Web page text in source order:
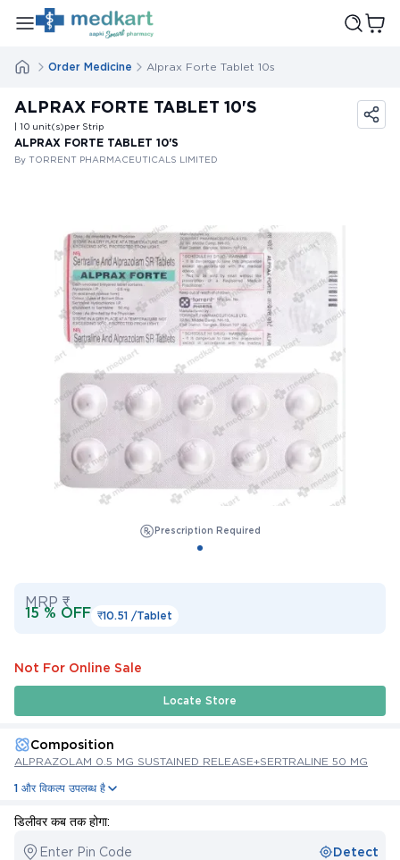
Order Medicine Alprax Forte Tablet 10s
ALPRAX FORTE TABLET 10'S
| 10 unit(s)per Strip
ALPRAX FORTE TABLET 10'S
By TORRENT PHARMACEUTICALS LIMITED
Prescription Required
MRP ₹
15 % OFF ₹10.51 /Tablet
Not For Online Sale
Locate Store
Composition
ALPRAZOLAM 0.5 MG SUSTAINED RELEASE+SERTRALINE 50 MG
1 और विकल्प उपलब्ध है
डिलीवर कब तक होगा:
Enter Pin Code Detect